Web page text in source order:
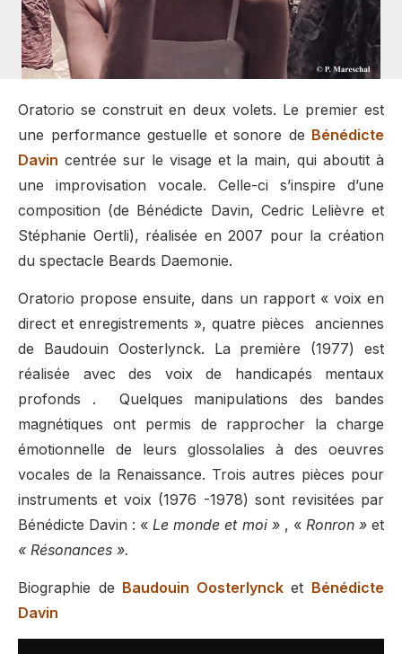
Oratorio se construit en deux volets. Le premier est
une performance gestuelle et sonore de Bénédicte
Davin centrée sur le visage et la main, qui aboutit à
une improvisation vocale. Celle-ci s’inspire d’une
composition (de Bénédicte Davin, Cedric Lelièvre et
Stéphanie Oertli), réalisée en 2007 pour la création
du spectacle Beards Daemonie.
Oratorio propose ensuite, dans un rapport « voix en
direct et enregistrements », quatre pièces anciennes
de Baudouin Oosterlynck. La première (1977) est
réalisée avec des voix de handicapés mentaux
profonds . Quelques
manipulations des bandes
magnétiques ont permis de rapprocher la charge
émotionnelle de leurs glossolalies à des oeuvres
vocales de la Renaissance. Trois autres pièces pour
instruments et voix (1976 -1978) sont revisitées par
Bénédicte Davin : « Le monde et moi », «Ronron »et
« Résonances ».
Biographie de Baudouin Oosterlyncket Bénédicte
Davin